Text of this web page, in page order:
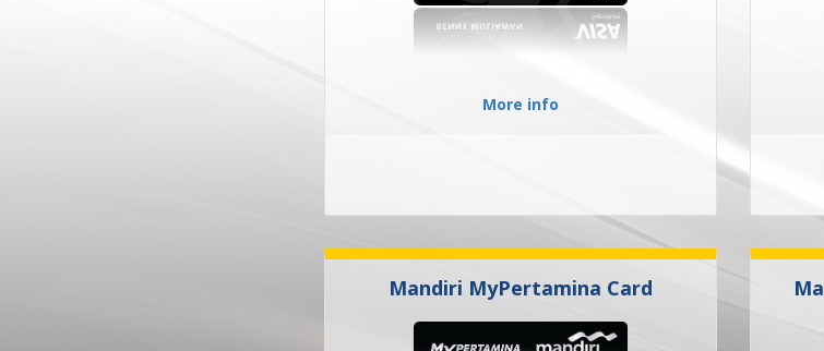
More info
Mandiri MyPertamina Card